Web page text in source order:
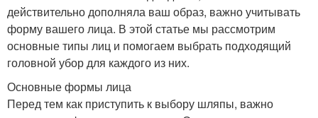
действительно дополняла ваш образ, важно учитывать
форму вашего лица. В этой статье мы рассмотрим
основные типы лиц и помогаем выбрать подходящий
головной убор для каждого из них.
Основные формы лица
Перед тем как приступить к выбору шляпы, важно